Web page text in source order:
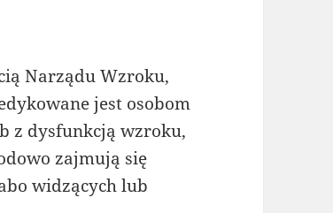
Narządu Wzroku,
jest osobom
z dysfunkcją wzroku,
zajmują się
widzących lub